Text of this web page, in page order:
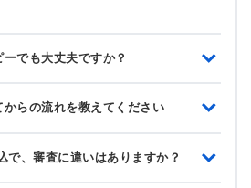
でも大丈夫ですか？
からの流れを教えてください
で、審査に違いはありますか？